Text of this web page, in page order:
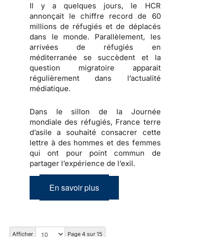
Il y a quelques jours, le HCR
annonçait le chiffre record de 60
millions de réfugiés et de déplacés
dans le monde. Parallèlement, les
arrivées de réfugiés en
méditerranée se succèdent et la
question migratoire apparait
régulièrement dans l’actualité
médiatique.
Dans le sillon de la Journée
mondiale des réfugiés, France terre
d’asile a souhaité consacrer cette
lettre à des hommes et des femmes
qui ont pour point commun de
partager l’expérience de l’exil.
En savoir plus
Afficher Page 4 sur 15